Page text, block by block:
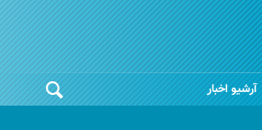
آرشیو اخبار